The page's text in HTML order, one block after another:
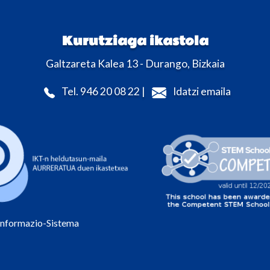
Kurutziaga ikastola
Galtzareta Kalea 13 - Durango, Bizkaia
Tel. 946 20 08 22 | Idatzi emaila
Sistema